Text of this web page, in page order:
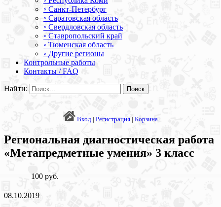
◦ Санкт-Петербург
◦ Саратовская область
◦ Свердловская область
◦ Ставропольский край
◦ Тюменская область
◦ Другие регионы
Контрольные работы
Контакты / FAQ
Найти:
Вход | Регистрация | Корзина
Региональная диагностическая работа
«Метапредметные умения» 3 класс
100 руб.
08.10.2019